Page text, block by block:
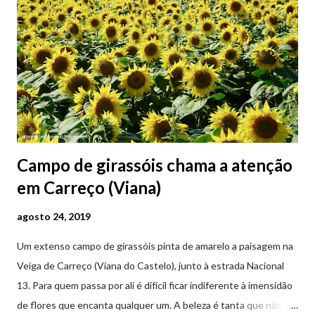
Campo de girassóis chama a atenção
em Carreço (Viana)
agosto 24, 2019
Um extenso campo de girassóis pinta de amarelo a paisagem na
Veiga de Carreço (Viana do Castelo), junto à estrada Nacional
13. Para quem passa por ali é difícil ficar indiferente à imensidão
de flores que encanta qualquer um. A beleza é tanta que não